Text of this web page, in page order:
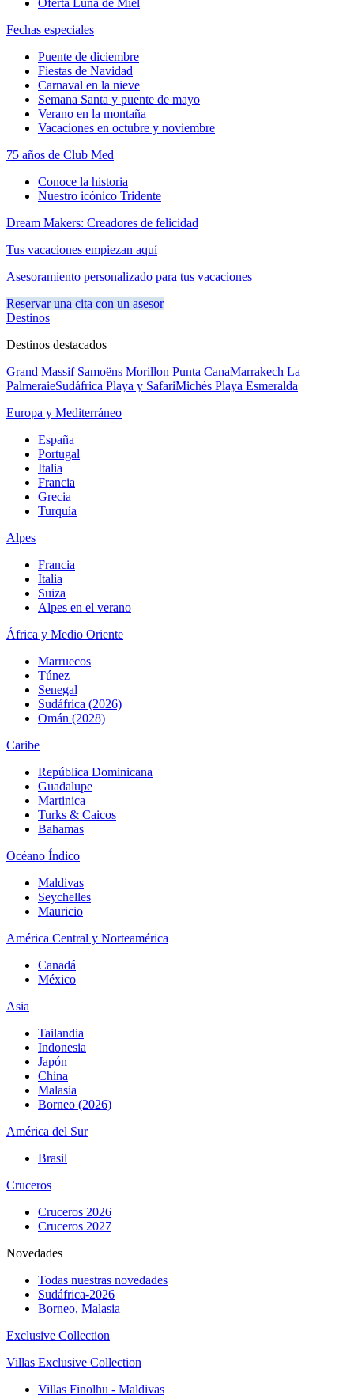
Oferta Luna de Miel
Fechas especiales
Puente de diciembre
Fiestas de Navidad
Carnaval en la nieve
Semana Santa y puente de mayo
Verano en la montaña
Vacaciones en octubre y noviembre
75 años de Club Med
Conoce la historia
Nuestro icónico Tridente
Dream Makers: Creadores de felicidad
Tus vacaciones empiezan aquí
Asesoramiento personalizado para tus vacaciones
Reservar una cita con un asesor
Destinos
Destinos destacados
Grand Massif Samoëns Morillon Punta CanaMarrakech La
PalmeraieSudáfrica Playa y SafariMichès Playa Esmeralda
Europa y Mediterráneo
España
Portugal
Italia
Francia
Grecia
Turquía
Alpes
Francia
Italia
Suiza
Alpes en el verano
África y Medio Oriente
Marruecos
Túnez
Senegal
Sudáfrica (2026)
Omán (2028)
Caribe
República Dominicana
Guadalupe
Martinica
Turks & Caicos
Bahamas
Océano Índico
Maldivas
Seychelles
Mauricio
América Central y Norteamérica
Canadá
México
Asia
Tailandia
Indonesia
Japón
China
Malasia
Borneo (2026)
América del Sur
Brasil
Cruceros
Cruceros 2026
Cruceros 2027
Novedades
Todas nuestras novedades
Sudáfrica-2026
Borneo, Malasia
Exclusive Collection
Villas Exclusive Collection
Villas Finolhu - Maldivas